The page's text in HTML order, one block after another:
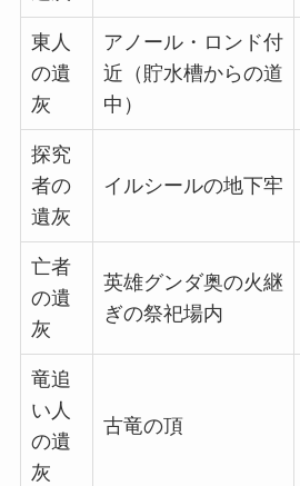
東人
の遺
灰
アノール・ロンド付
近（貯水槽からの道
中）
探究
者の
遺灰
イルシールの地下牢
亡者
の遺
灰
英雄グンダ奥の火継
ぎの祭祀場内
竜追
い人
の遺
灰
古竜の頂